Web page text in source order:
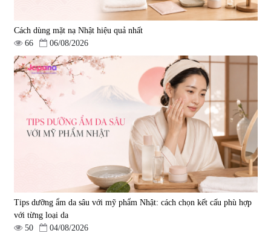
Cách dùng mặt nạ Nhật hiệu quả nhất
66
06/08/2026
Tips dưỡng ẩm da sâu với mỹ phẩm Nhật: cách chọn kết cấu phù hợp
với từng loại da
50
04/08/2026